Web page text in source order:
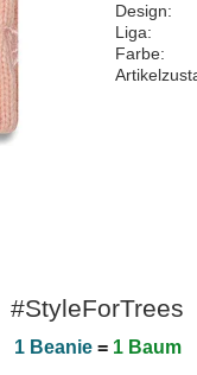
Design:
Liga:
Farbe:
#StyleForTrees
1 Beanie= 1 Baum